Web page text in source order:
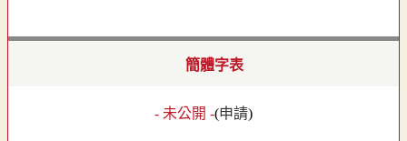
簡體字表
- 未公開 -(申請)